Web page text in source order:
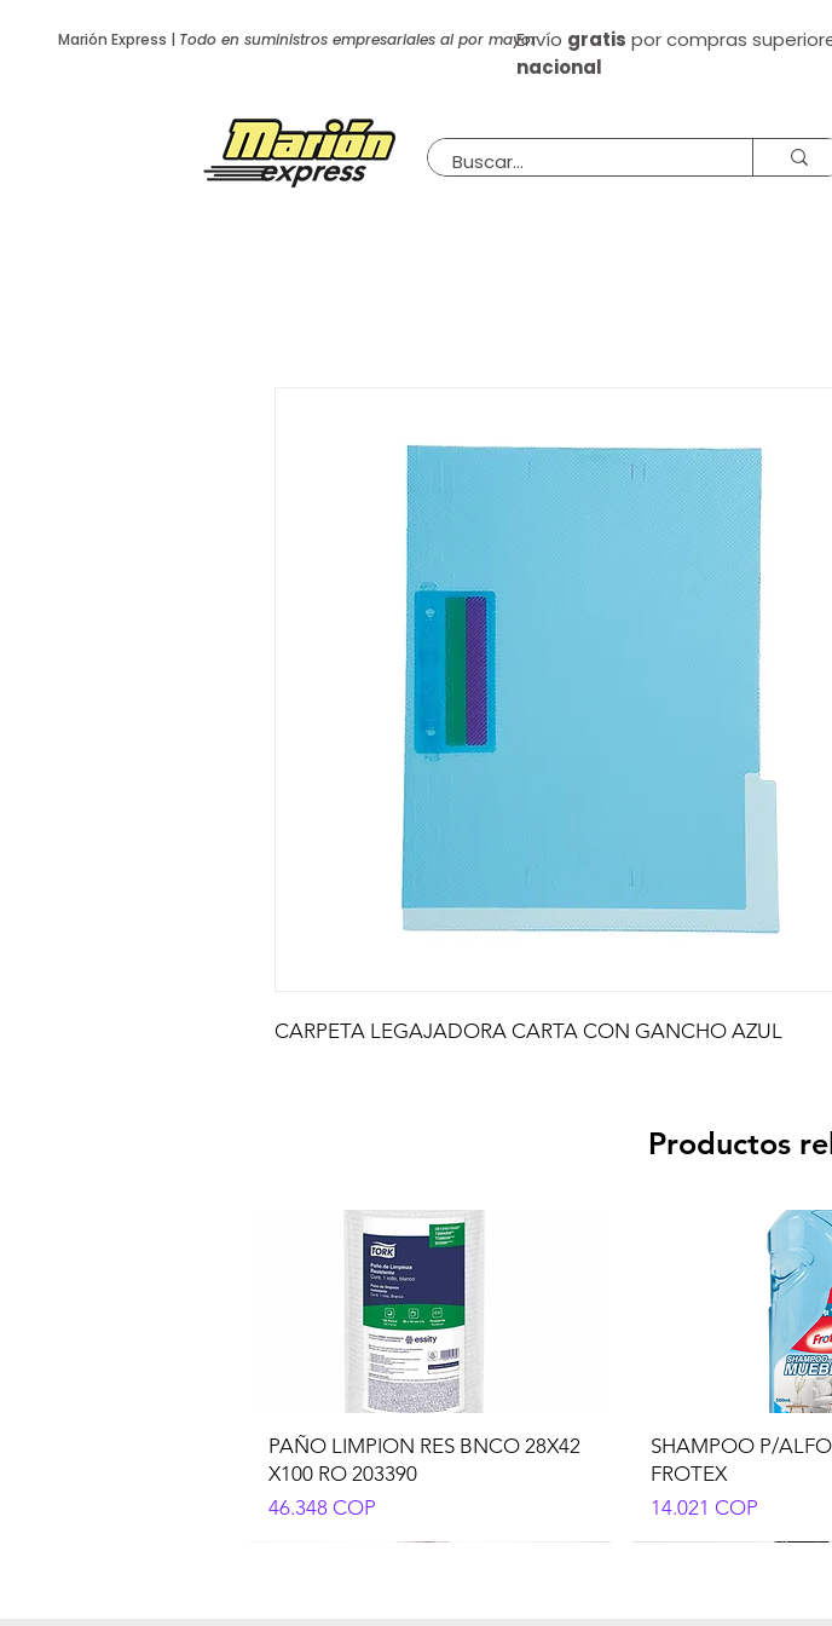
Marión Express | Todo en suministros empresariales al por mayorEnvío gratis por compras
nacional
CARPETA LEGAJADORA CARTA CON GANCHO AZUL
Productos
PAÑO LIMPION RES BNCO 28X42
X100 RO 203390
Precio
46.348 COP
SHAMPOO P/
FROTEX
Precio
14.021 COP